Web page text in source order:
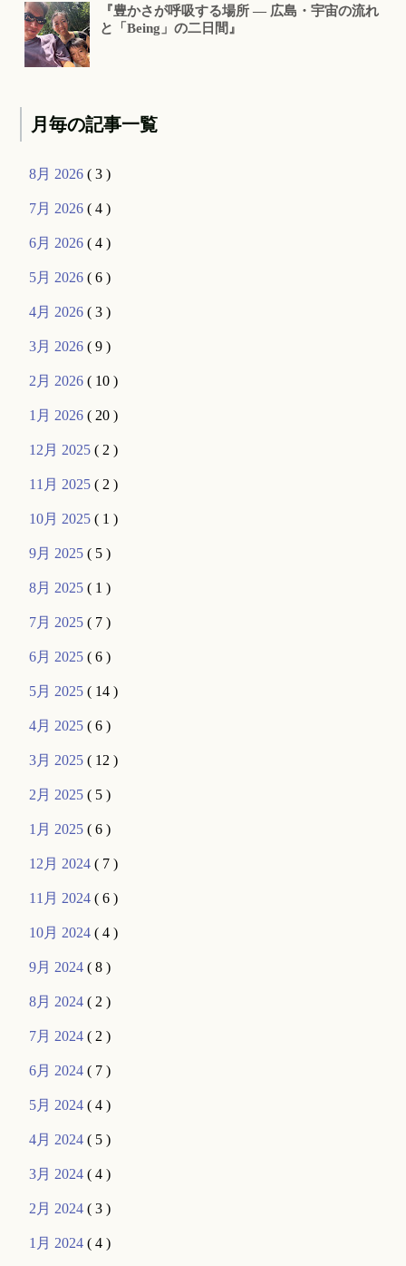
『豊かさが呼吸する場所 ― 広島・宇宙の流れ
と「Being」の二日間』
月毎の記事一覧
8月 2026( 3 )
7月 2026( 4 )
6月 2026( 4 )
5月 2026( 6 )
4月 2026( 3 )
3月 2026( 9 )
2月 2026( 10 )
1月 2026( 20 )
12月 2025( 2 )
11月 2025( 2 )
10月 2025( 1 )
9月 2025( 5 )
8月 2025( 1 )
7月 2025( 7 )
6月 2025( 6 )
5月 2025( 14 )
4月 2025( 6 )
3月 2025( 12 )
2月 2025( 5 )
1月 2025( 6 )
12月 2024( 7 )
11月 2024( 6 )
10月 2024( 4 )
9月 2024( 8 )
8月 2024( 2 )
7月 2024( 2 )
6月 2024( 7 )
5月 2024( 4 )
4月 2024( 5 )
3月 2024( 4 )
2月 2024( 3 )
1月 2024( 4 )